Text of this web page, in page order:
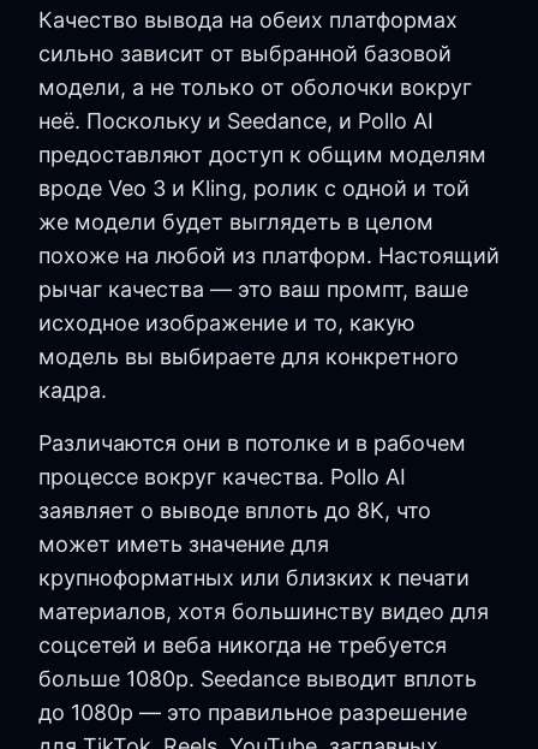
Качество вывода на обеих платформах
сильно зависит от выбранной базовой
модели, а не только от оболочки вокруг
неё. Поскольку и Seedance, и Pollo AI
предоставляют доступ к общим моделям
вроде Veo 3 и Kling, ролик с одной и той
же модели будет выглядеть в целом
похоже на любой из платформ. Настоящий
рычаг качества — это ваш промпт, ваше
исходное изображение и то, какую
модель вы выбираете для конкретного
кадра.
Различаются они в потолке и в рабочем
процессе вокруг качества. Pollo AI
заявляет о выводе вплоть до 8K, что
может иметь значение для
крупноформатных или близких к печати
материалов, хотя большинству видео для
соцсетей и веба никогда не требуется
больше 1080p. Seedance выводит вплоть
до 1080p — это правильное разрешение